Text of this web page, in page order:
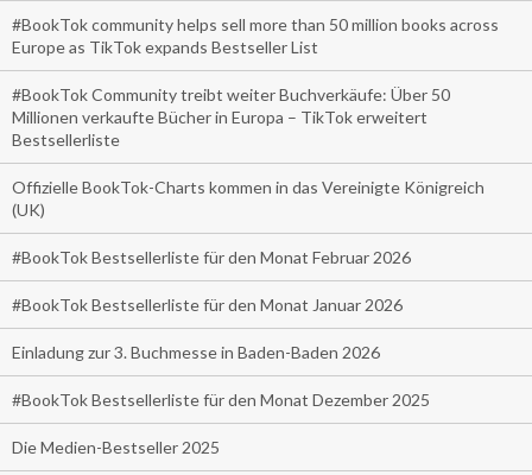
#BookTok community helps sell more than 50 million books across
Europe as TikTok expands Bestseller List
#BookTok Community treibt weiter Buchverkäufe: Über 50
Millionen verkaufte Bücher in Europa – TikTok erweitert
Bestsellerliste
Offizielle BookTok-Charts kommen in das Vereinigte Königreich
(UK)
#BookTok Bestsellerliste für den Monat Februar 2026
#BookTok Bestsellerliste für den Monat Januar 2026
Einladung zur 3. Buchmesse in Baden-Baden 2026
#BookTok Bestsellerliste für den Monat Dezember 2025
Die Medien-Bestseller 2025